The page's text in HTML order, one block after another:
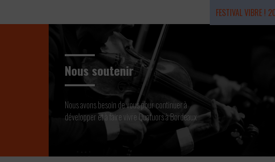
FESTIVAL VIBRE !
Résidence 2026
Nous soutenir
Nous avons besoin de vous pour continuer à
développer et à faire vivre Quatuors à Bordeaux